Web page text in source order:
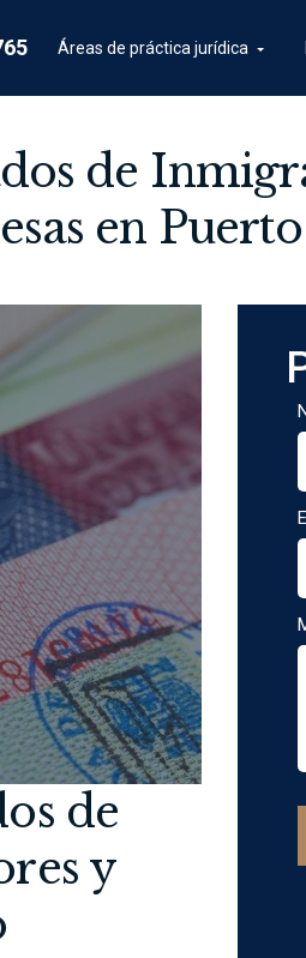
Áreas de práctica jurídica
de
en
de
y